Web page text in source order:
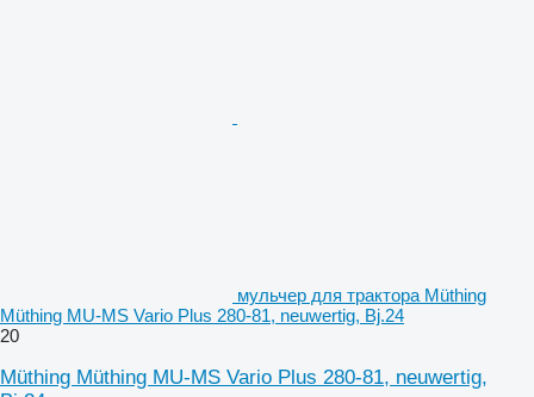
мульчер для трактора Müthing
Müthing MU-MS Vario Plus 280-81, neuwertig, Bj.24
20
Müthing Müthing MU-MS Vario Plus 280-81, neuwertig,